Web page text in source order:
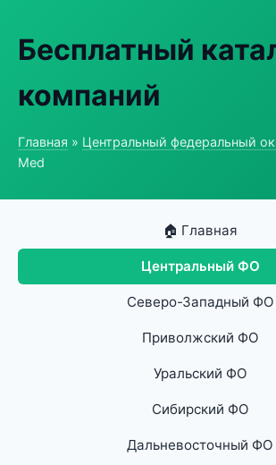
Бесплатный
компаний
Главная » Центральный федеральный
Med
🏠 Главная
Центральный ФО
Северо-Западный ФО
Приволжский ФО
Уральский ФО
Сибирский ФО
Дальневосточный ФО